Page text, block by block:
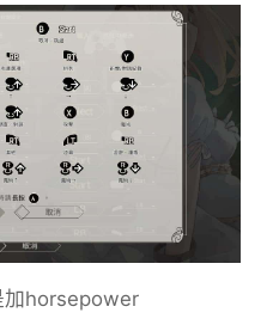
加horsepower